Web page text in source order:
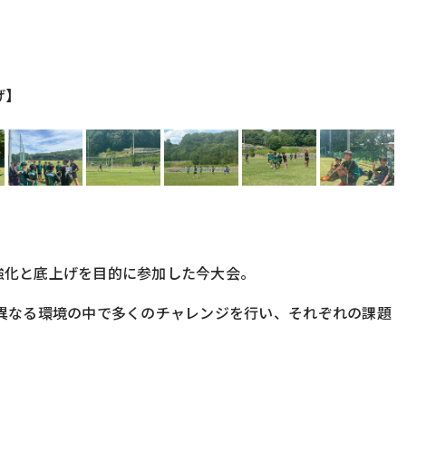
と底上げを目的に参加した今大会。
る環境の中で多くのチャレンジを行い、それぞれの課題